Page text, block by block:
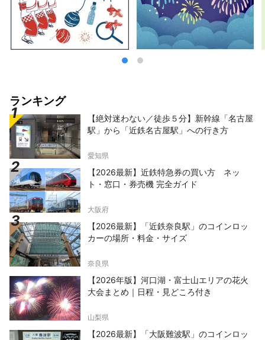
ランキング
【絶対迷わない／徒歩５分】新幹線「名古屋
駅」から「近鉄名古屋駅」への行き方
愛知県
【2026最新】近鉄特急券の買い方 ネッ
ト・窓口・券売機 完全ガイド
大阪府
【2026最新】「近鉄奈良駅」のコインロッ
カーの場所・料金・サイズ
奈良県
【2026年版】河口湖・富士山エリアの花火
大会まとめ｜日程・見どころ付き
山梨県
【2026最新】「大阪難波駅」のコインロッ